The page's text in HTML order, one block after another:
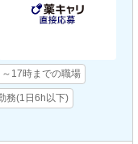
～17時までの職場
務(1日6h以下)